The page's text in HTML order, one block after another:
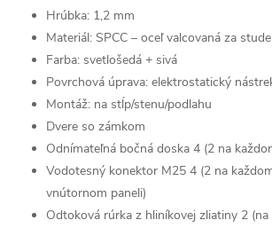
Hrúbka: 1,2 mm
Materiál: SPCC – oceľ valcovaná za
Farba: svetlošedá + sivá
Povrchová úprava: elektrostatický
Montáž: na stĺp/stenu/podlahu
Dvere so zámkom
Odnímateľná bočná doska 4 (2 na
Vodotesný konektor M25 4 (2 na
vnútornom paneli)
Odtoková rúrka z hliníkovej zliatiny 2 (na